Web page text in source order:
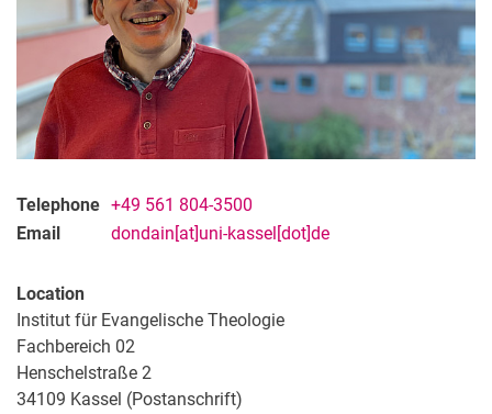
Telephone +49 561 804-3500
Email
dondain[at]uni-kassel[dot]de
Location
Institut für Evangelische Theologie
Fachbereich 02
Henschelstraße 2
34109 Kassel (Postanschrift)